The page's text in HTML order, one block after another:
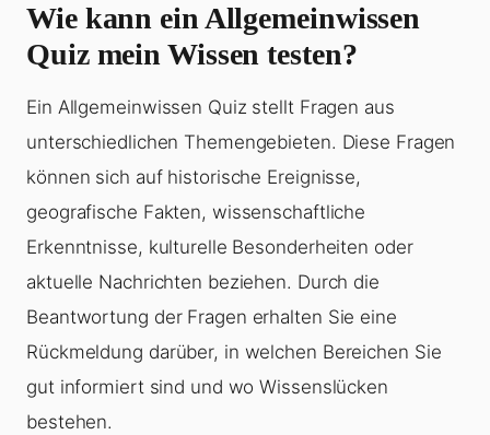
Wie kann ein Allgemeinwissen
Quiz mein Wissen testen?
Ein Allgemeinwissen Quiz stellt Fragen aus
unterschiedlichen Themengebieten. Diese Fragen
können sich auf historische Ereignisse,
geografische Fakten, wissenschaftliche
Erkenntnisse, kulturelle Besonderheiten oder
aktuelle Nachrichten beziehen. Durch die
Beantwortung der Fragen erhalten Sie eine
Rückmeldung darüber, in welchen Bereichen Sie
gut informiert sind und wo Wissenslücken
bestehen.